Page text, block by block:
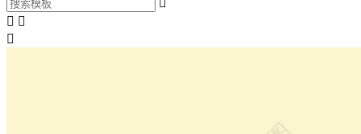

 
